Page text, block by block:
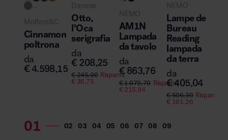
...
Molteni&C
Cinnamon
poltrona
da
€ 4.598,15
Danese
Otto,
l’Oca
serigrafia
da
€ 208,25
€245,00 Risparmi
€36,75
NEMO
AM1N
Lampada
da tavolo
da
€ 863,76
€1.079,70 Risparmi
€215,94
NEMO
Lampe de
Bureau
Reading
lampada
da terra
da
€405,04
€506,30 Risparmi
€101,26
€